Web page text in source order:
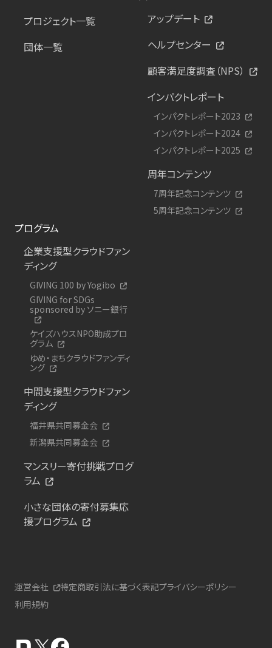
プロジェクト一覧
団体一覧
アップデート
ヘルプセンター
顧客満足度調査（NPS）
インパクトレポート
インパクトレポート2023
インパクトレポート2024
インパクトレポート2025
周年コンテンツ
7周年記念コンテンツ
5周年記念コンテンツ
プログラム
企業支援型クラウドファン
ディング
GIVING 100 by Yogibo
GIVING for SDGs
sponsored by ソニー銀行
ケイズハウスNPO助成プロ
グラム
ゆめ・まちクラウドファンディ
ング
中間支援型クラウドファン
ディング
福井県共同募金会
新潟県共同募金会
マンスリー寄付挑戦プログ
ラム
小さな団体の寄付募集応
援プログラム
運営会社 特定商取引法に基づく表記プライバシーポリシー
利用規約